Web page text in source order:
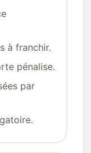
à franchir.
pénalise.
par